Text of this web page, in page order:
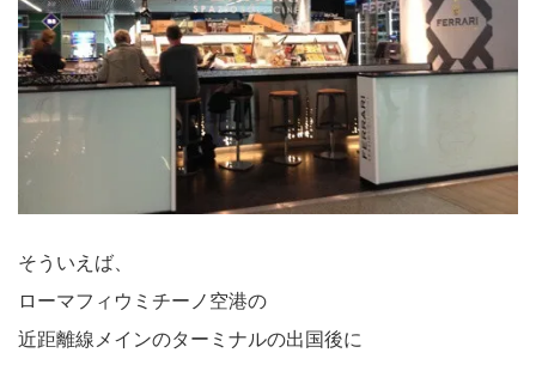
そういえば、
ローマフィウミチーノ空港の
近距離線メインのターミナルの出国後に